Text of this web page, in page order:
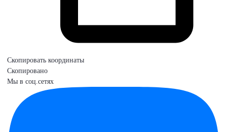
Скопировать координаты
Скопировано
Мы в соц.сетях